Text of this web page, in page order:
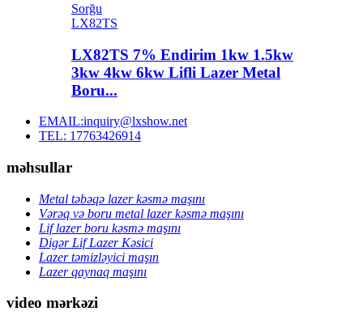
Sorğu
LX82TS
LX82TS 7% Endirim 1kw 1.5kw
3kw 4kw 6kw Lifli Lazer Metal
Boru...
EMAIL:inquiry@lxshow.net
TEL: 17763426914
məhsullar
Metal təbəqə lazer kəsmə maşını
Vərəq və boru metal lazer kəsmə maşını
Lif lazer boru kəsmə maşını
Digər Lif Lazer Kəsici
Lazer təmizləyici maşın
Lazer qaynaq maşını
video mərkəzi